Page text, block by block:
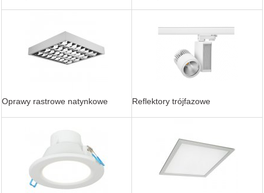
Oprawy rastrowe natynkowe Reflektory trójfazowe